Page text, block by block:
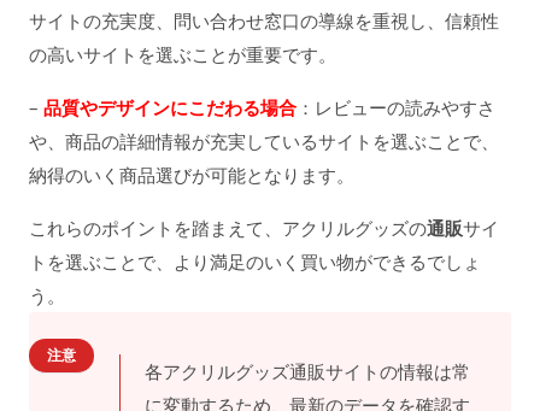
サイトの充実度、問い合わせ窓口の導線を重視し、信頼性
の高いサイトを選ぶことが重要です。
– 品質やデザインにこだわる場合 ：レビューの読みやすさ
や、商品の詳細情報が充実しているサイトを選ぶことで、
納得のいく商品選びが可能となります。
これらのポイントを踏まえて、アクリルグッズの通販サイ
トを選ぶことで、より満足のいく買い物ができるでしょ
う。
注意
各アクリルグッズ通販サイトの情報は常
に変動するため、最新のデータを確認す